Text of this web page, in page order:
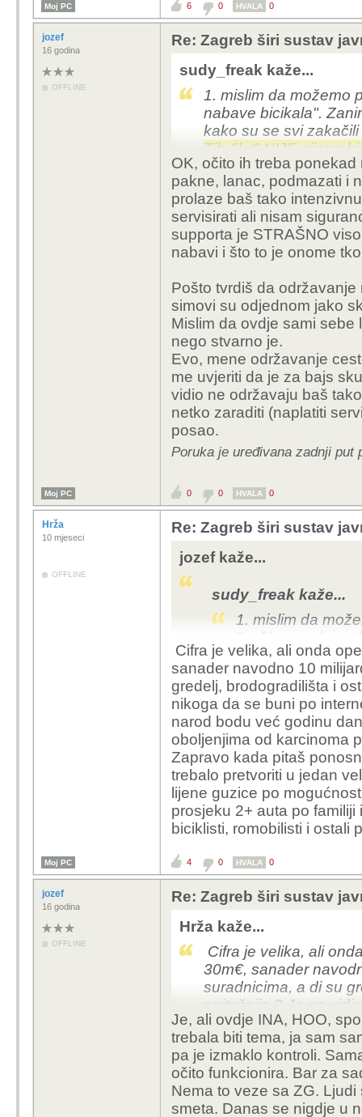
ovjes, turbine i ne
ljudi ne radi "rebuild"
servisira full
Prosječan čovjek
I nije baš fer iz te high
skupi za održavanje"
a realno ne pričamo.
žele što bolje
gradu, nasipu ili do
20 godina i ulože
Moj PC 6 0 HVALA 0
jozef
16 godina
OFFLINE
Re: Zagreb širi sustav
sudy_freak kaže...
1. mislim da možemo
nabave bicikala".
kako su se svi
Tih 6k € NIJE cijena
jednog bicikla za
Ajmo barem pokušati
OK, očito ih treba
pakne, lanac, podmazati i
prolaze baš tako
servisirati ali nisam
supporta je STRAŠNO
nabavi i što to je onome
Pošto tvrdiš da
simovi su odjednom jako
Mislim da ovdje sami
nego stvarno je.
Evo, mene održavanje
me uvjeriti da je za bajs
vidio ne održavaju baš
netko zaraditi (naplatiti
posao.
Poruka je uređivana zadnji put
Moj PC 0 0 HVALA 0
Hrža
10 mjeseci
OFFLINE
Re: Zagreb širi sustav
jozef kaže...
sudy_freak kaže...
1. mislim da
"troškom
oko te cijene i
cijena zapravo
Tih 6k € NIJE
trošak jednog
Ajmo barem
OK, očito ih treba
promijeniti pakne,
vjerojatno ne prolaze
bilo potrebno puno
No 6k€ bicikl + 4
radi core business.
Cifra je velika, ali onda
sanader navodno 10
gredelj, brodogradilišta i
nikoga da se buni po
narod bodu već godinu
oboljenjima od karcinoma
Zapravo kada pitaš
trebalo pretvoriti u jedan
lijene guzice po
prosjeku 2+ auta po
biciklisti, romobilisti i ostali
Moj PC 4 0 HVALA 0
jozef
16 godina
OFFLINE
Re: Zagreb širi sustav
Hrža kaže...
Cifra je velika, ali
30m€, sanader
suradnicima, a di su
najtužnije ? Ja ne
maršira po trgu ? Ali
isti narod koji je po
Europe, da kolega pri
zagrepčane/
jedan veliki parking
po mogućnosti mogu
Je, ali ovdje INA, HOO,
trebala biti tema, ja sam
pa je izmaklo kontroli.
očito funkcionira. Bar za
Nema to veze sa ZG.
smeta. Danas se nigdje u